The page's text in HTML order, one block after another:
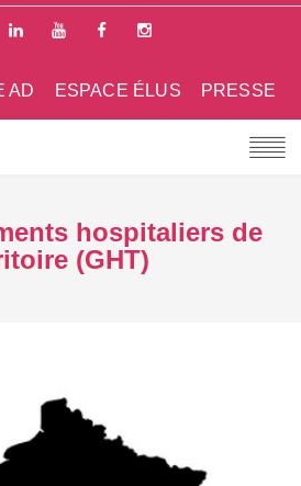
PRESSE
ESPACE ÉLUS
AD
hospitaliers de
(GHT)